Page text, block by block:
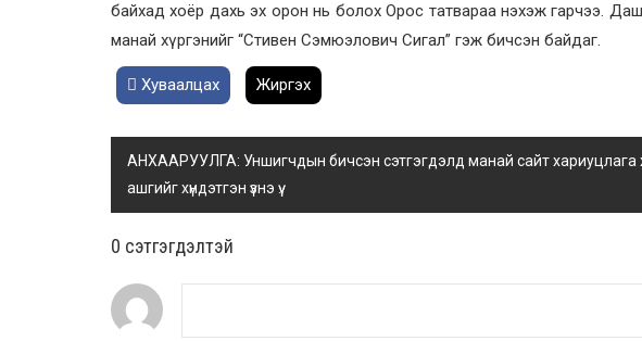
байхад хоёр дахь эх орон нь болох Орос татвараа нэхэж гарчээ.
манай хүргэнийг “Стивен Сэмюэлович Сигал” гэж бичсэн байдаг.
Хуваалцах Жиргэх
АНХААРУУЛГА: Уншигчдын бичсэн сэтгэгдэлд манай сайт хариуцлага
ашгийг хүндэтгэн үзнэ үү.
0 cэтгэгдэлтэй